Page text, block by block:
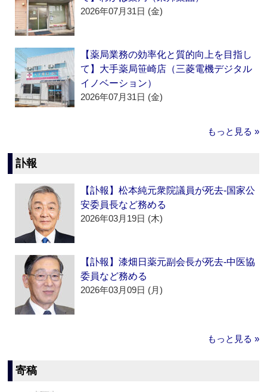
2026年07月31日 (金)
【薬局業務の効率化と質的向上を目指し
て】大手薬局笹崎店（三菱電機デジタル
イノベーション）
2026年07月31日 (金)
もっと見る »
訃報
【訃報】松本純元衆院議員が死去‐国家公
安委員長など務める
2026年03月19日 (木)
【訃報】漆畑日薬元副会長が死去‐中医協
委員など務める
2026年03月09日 (月)
もっと見る »
寄稿